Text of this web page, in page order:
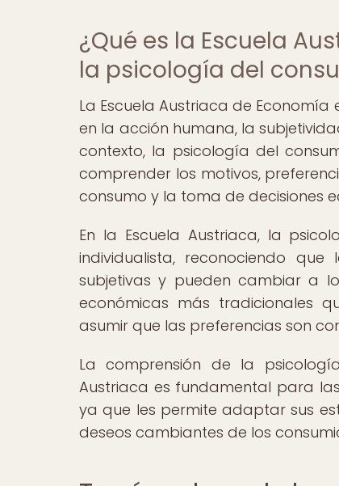
¿Qué es la Escuela
la psicología del
La Escuela Austriaca de
en la acción humana, la
contexto, la psicología del
comprender los motivos,
consumo y la toma de decisiones
En la Escuela Austriaca, la
individualista, reconociendo
subjetivas y pueden cambiar a
económicas más tradicionales
asumir que las preferencias son
La comprensión de la
Austriaca es fundamental para
ya que les permite adaptar sus
deseos cambiantes de los